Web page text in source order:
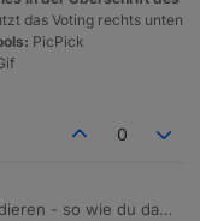
mit Status
braucht....
das Voting rechts unten
PicPick
0
- so wie du das